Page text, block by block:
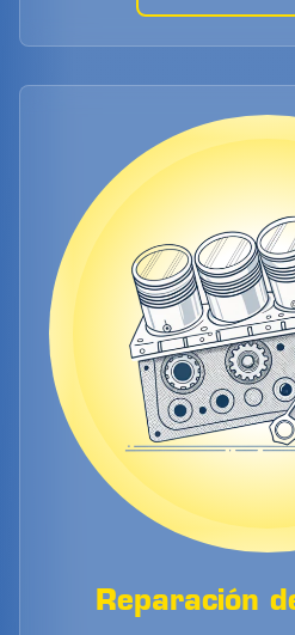
Reparación